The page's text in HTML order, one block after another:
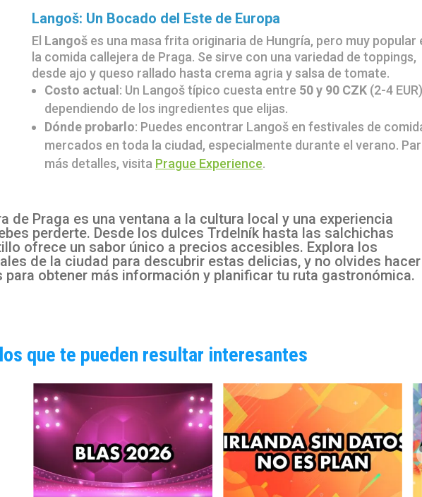
Langoš: Un Bocado del Este de Europa
El Langoš es una masa frita originaria de Hungría, pero muy popular
la comida callejera de Praga. Se sirve con una variedad de toppings,
desde ajo y queso rallado hasta crema agria y salsa de tomate.
Costo actual : Un Langoš típico cuesta entre 50 y 90 CZK (2-4
dependiendo de los ingredientes que elijas.
Dónde probarlo: Puedes encontrar Langoš en festivales de
mercados en toda la ciudad, especialmente durante el verano.
más detalles, visita Prague Experience.
de Praga es una ventana a la cultura local y una experiencia
perderte. Desde los dulces Trdelník hasta las salchichas
ofrece un sabor único a precios accesibles. Explora los
de la ciudad para descubrir estas delicias, y no olvides hacer
para obtener más información y planificar tu ruta gastronómica.
que te pueden resultar interesantes